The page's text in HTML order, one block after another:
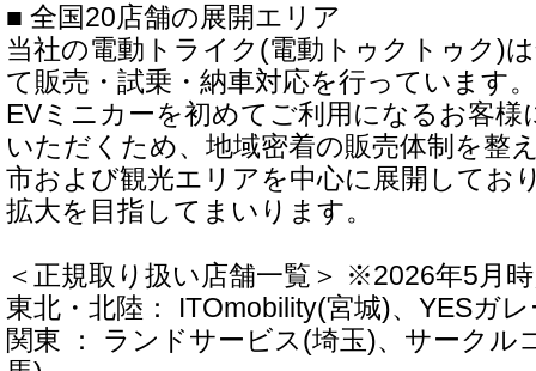
■ 全国20店舗の展開エリア
当社の電動トライク(電動トゥクトゥク)
て販売・試乗・納車対応を行っています
EVミニカーを初めてご利用になるお客様
いただくため、地域密着の販売体制を整
市および観光エリアを中心に展開してお
拡大を目指してまいります。
＜正規取り扱い店舗一覧＞ ※2026年5月
東北・北陸： ITOmobility(宮城)、YESガ
関東 ： ランドサービス(埼玉)、サークル